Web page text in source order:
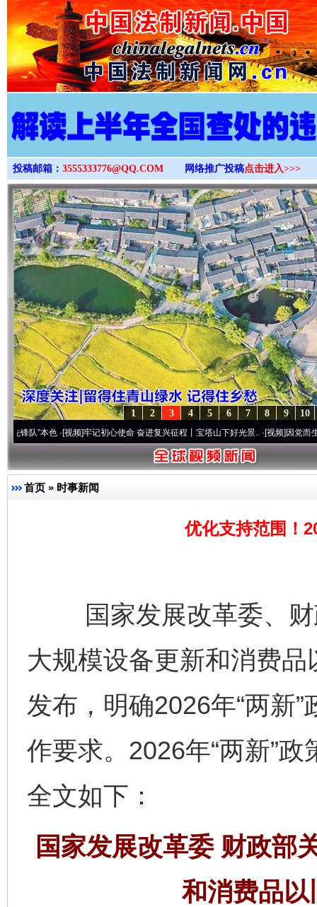
>
投稿邮箱： 3555333776@QQ.COM 网络推广投稿点击进入>>>
10
9
8
7
6
5
4
3
2
1
·[视频]牢记初心使命 奋进复兴征程丨宝塔山下好光景..·[视频]因党而生 为党而战
首页 » 时事新闻
优化支持范围！
国家发展改革委、财
大规模设备更新和消费
发布，明确2026年“两新
作要求。2026年“两新”
全文如下：
国家发展改革委 财政部
和消费品